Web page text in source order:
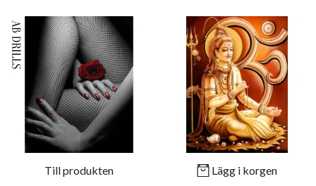
Till produkten
Lägg i korgen